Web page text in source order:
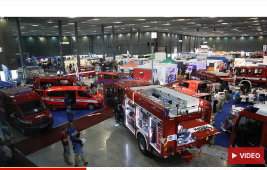
▶ VIDEO